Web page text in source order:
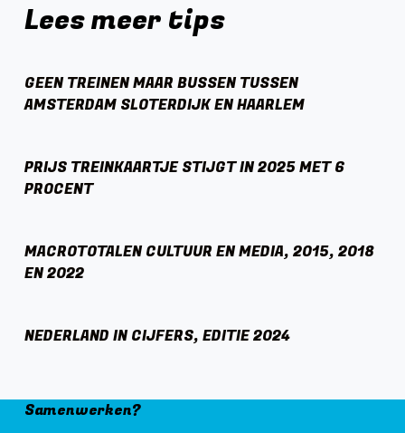
Lees meer tips
GEEN TREINEN MAAR BUSSEN TUSSEN
AMSTERDAM SLOTERDIJK EN HAARLEM
PRIJS TREINKAARTJE STIJGT IN 2025 MET 6
PROCENT
MACROTOTALEN CULTUUR EN MEDIA, 2015, 2018
EN 2022
NEDERLAND IN CIJFERS, EDITIE 2024
Samenwerken?